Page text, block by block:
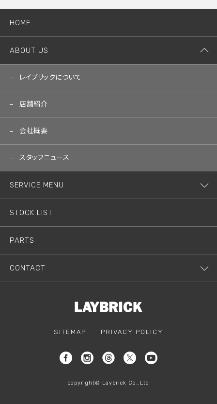
HOME
ABOUT US
レイブリックについて
店舗紹介
会社概要
スタッフニュース
SERVICE MENU
STOCK LIST
PARTS
CONTACT
SITEMAP PRIVACY POLICY
copyright@ Laybrick Co.,Ltd